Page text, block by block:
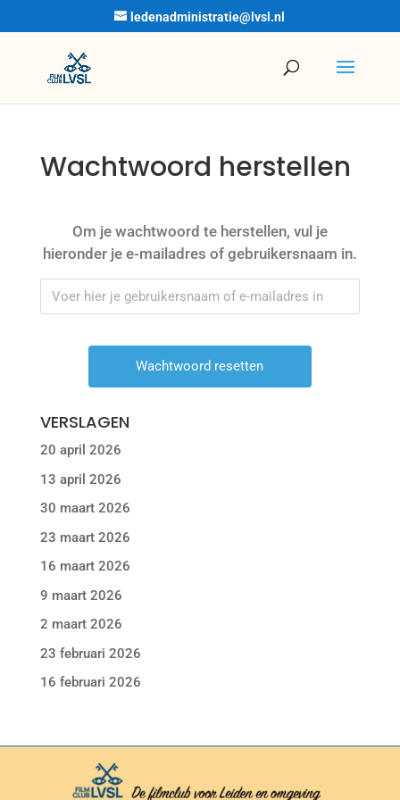
ledenadministratie@lvsl.nl
Wachtwoord herstellen
Om je wachtwoord te herstellen, vul je
hieronder je e-mailadres of gebruikersnaam in.
VERSLAGEN
20 april 2026
13 april 2026
30 maart 2026
23 maart 2026
16 maart 2026
9 maart 2026
2 maart 2026
23 februari 2026
16 februari 2026